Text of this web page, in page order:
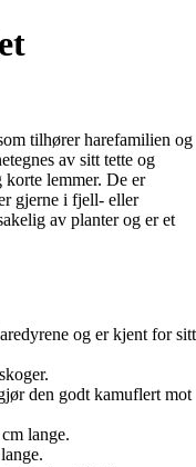
tilhører harefamilien og
av sitt tette og
korte lemmer. De er
gjerne i fjell- eller
av planter og er et
og er kjent for sitt
den godt kamuflert mot
lange.